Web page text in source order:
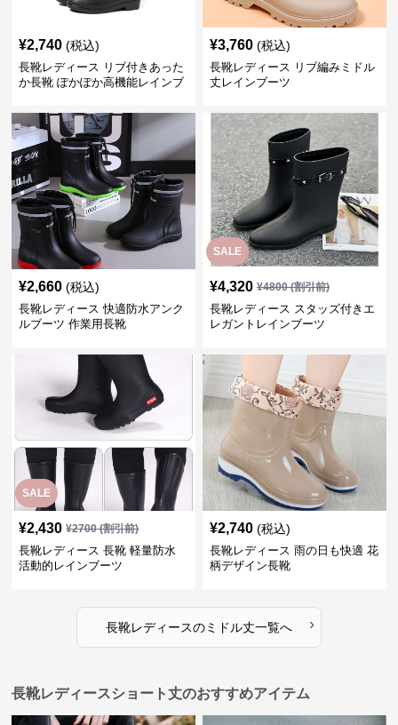
¥2,740 (税込)
長靴レディース リブ付きあった
か長靴 ぽかぽか高機能レインブ
¥3,760 (税込)
長靴レディース リブ編みミドル
丈レインブーツ
¥2,660 (税込)
長靴レディース 快適防水アンク
ルブーツ 作業用長靴
SALE
¥4,320 ¥4800(割引前)
長靴レディース スタッズ付きエ
レガントレインブーツ
SALE
¥2,430 ¥2700(割引前)
長靴レディース 長靴 軽量防水
活動的レインブーツ
¥2,740 (税込)
長靴レディース 雨の日も快適 花
柄デザイン長靴
長靴レディースのミドル丈一覧へ ›
長靴レディースショート丈のおすすめアイテム